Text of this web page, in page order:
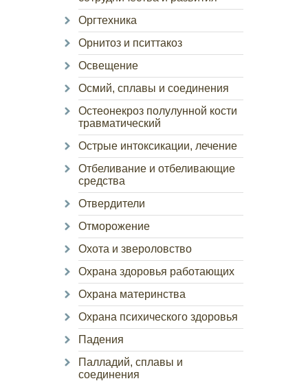
Оргтехника
Орнитоз и пситтакоз
Освещение
Осмий, сплавы и соединения
Остеонекроз полулунной кости
травматический
Острые интоксикации, лечение
Отбеливание и отбеливающие
средства
Отвердители
Отморожение
Охота и звероловство
Охрана здоровья работающих
Охрана материнства
Охрана психического здоровья
Падения
Палладий, сплавы и
соединения